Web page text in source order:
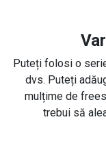
Puteți folosi o
dvs. Puteți
mulțime de
trebui să